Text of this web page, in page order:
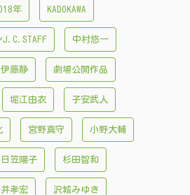
年 KADOKAWA
J.C.STAFF 中村悠一
伊藤静 劇場公開作品
堀江由衣 子安武人
宮野真守 小野大輔
日笠陽子 杉田智和
孝宏 沢城みゆき